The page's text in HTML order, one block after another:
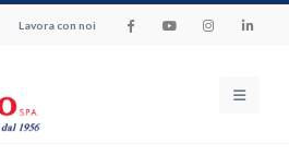
Lavora con noi